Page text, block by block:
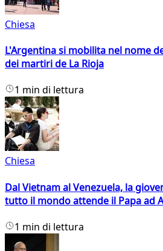
Chiesa
L'Argentina si mobilita nel nome
dei martiri de La Rioja
1 min di lettura
Chiesa
Dal Vietnam al Venezuela, la
tutto il mondo attende il Papa ad
1 min di lettura